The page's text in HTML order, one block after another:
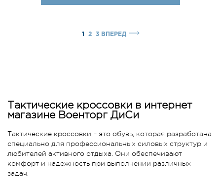
1 2 3 ВПЕРЕД
Тактические кроссовки в интернет
магазине Военторг ДиСи
Тактические кроссовки – это обувь, которая разработана
специально для профессиональных силовых структур и
любителей активного отдыха. Они обеспечивают
комфорт и надежность при выполнении различных
задач.